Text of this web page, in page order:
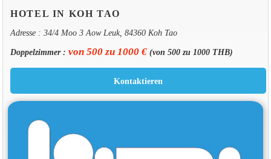
HOTEL IN KOH TAO
Adresse : 34/4 Moo 3 Aow Leuk, 84360 Koh Tao
Doppelzimmer : von 500 zu 1000 €(von 500 zu 1000 THB)